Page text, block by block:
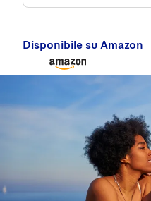
Disponibile su Amazon